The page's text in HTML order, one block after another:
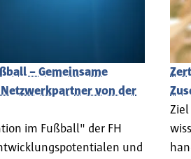
– Gemeinsame
von der
im Fußball" der FH
und